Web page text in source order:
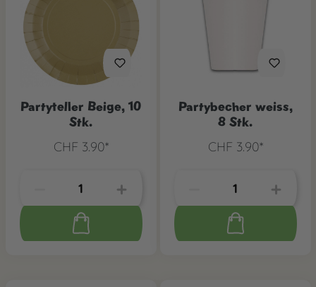
Partyteller Beige, 10
Stk.
CHF 3.90*
Partybecher weiss,
8 Stk.
CHF 3.90*